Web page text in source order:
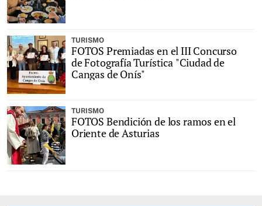
TURISMO
FOTOS Premiadas en el III Concurso
de Fotografía Turística "Ciudad de
Cangas de Onís"
TURISMO
FOTOS Bendición de los ramos en el
Oriente de Asturias